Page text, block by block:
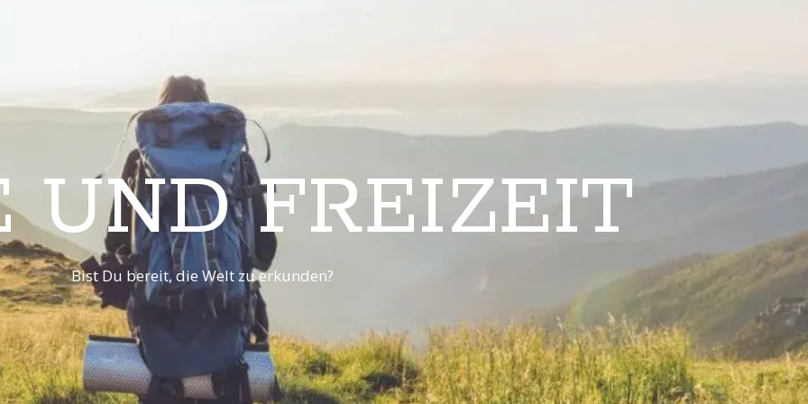
UND FREIZEIT
Bist Du bereit, die Welt zu erkunden?